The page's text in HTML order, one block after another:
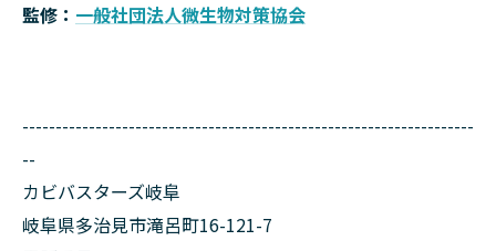
監修： 一般社団法人微生物対策協会
--------------------------------------------------------------------
--
カビバスターズ岐阜
岐阜県多治見市滝呂町16-121-7